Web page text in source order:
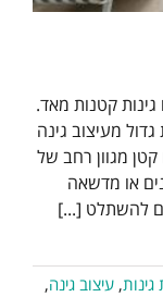
קטנות מאד.
מעיצוב גינה
מגוון רחב של
או מדשאה
להשתלט [...]
, עיצוב גינה,